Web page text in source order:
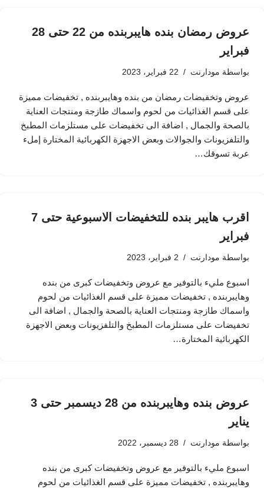
عروض رمضان بنده هايبربنده من 22 حتى 28
فبراير
بواسطة مودارنت 22 فبراير، 2023
عروض وتخفيضات رمضان من بنده وهايبربنده , تخفيضات مميزة
على قسم الغذائيات من لحوم واسماك طازجة ومنتجات العناية
بالصحة والجمال , اضافة الى تخفيضات على مستلزمات المطبخ
والتلفزيونات والجوالات وبعض الاجهزة الكهربائية المختارة إملء
عربة تسوقك…
اقرب هايبر بنده للتخفيضات الاسبوعية حتى 7
فبراير
بواسطة مودارنت 2 فبراير، 2023
اسبوع مليء بالتوفير مع عروض وتخفيضات كبرى من بنده
وهايبربنده , تخفيضات مميزة على قسم الغذائيات من لحوم
واسماك طازجة ومنتجات العناية بالصحة والجمال , اضافة الى
تخفيضات على مستلزمات المطبخ والتلفزيونات وبعض الاجهزة
الكهربائية المختارة…
عروض بنده وهايبربنده من 28 ديسمبر حتى 3
يناير
بواسطة مودارنت 28 ديسمبر، 2022
اسبوع مليء بالتوفير مع عروض وتخفيضات كبرى من بنده
وهايبربنده , تخفيضات مميزة على قسم الغذائيات من لحوم